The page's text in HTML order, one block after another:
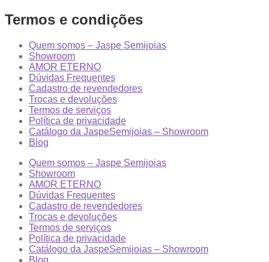
Termos e condições
Quem somos – Jaspe Semijoias
Showroom
AMOR ETERNO
Dúvidas Frequentes
Cadastro de revendedores
Trocas e devoluções
Termos de serviços
Política de privacidade
Catálogo da JaspeSemijoias – Showroom
Blog
Quem somos – Jaspe Semijoias
Showroom
AMOR ETERNO
Dúvidas Frequentes
Cadastro de revendedores
Trocas e devoluções
Termos de serviços
Política de privacidade
Catálogo da JaspeSemijoias – Showroom
Blog